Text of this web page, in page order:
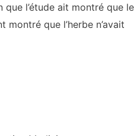
que l’étude ait montré que le
que l’herbe n’avait